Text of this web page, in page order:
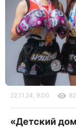
22.11.24, 9:00
«Детский